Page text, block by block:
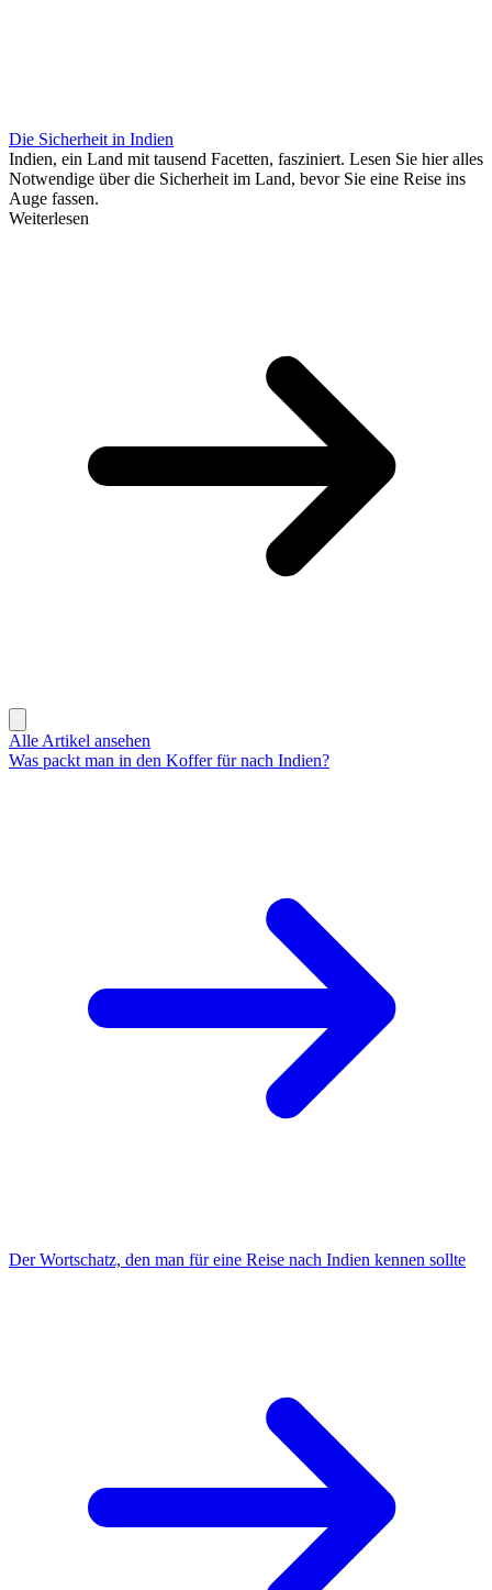
Die Sicherheit in Indien
Indien, ein Land mit tausend Facetten, fasziniert. Lesen Sie hier alles
Notwendige über die Sicherheit im Land, bevor Sie eine Reise ins
Auge fassen.
Weiterlesen
Alle Artikel ansehen
Was packt man in den Koffer für nach Indien?
Der Wortschatz, den man für eine Reise nach Indien kennen sollte